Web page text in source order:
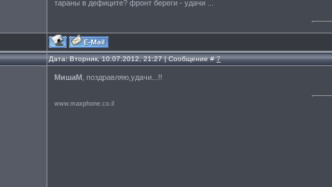
тараны в дефиците? фронт береги - удачи ...
Дата: Вторник, 10.07.2012, 21:27 | Сообщение #7
МишаМ , поздравляю,удачи...!!
www.maxphone.co.il